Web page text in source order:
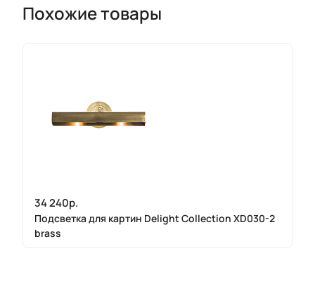
Похожие товары
34 240р.
Подсветка для картин Delight Collection XD030-2
brass